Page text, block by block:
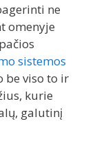
ne
omenyje
sistemos
be viso to ir
kurie
galutinį